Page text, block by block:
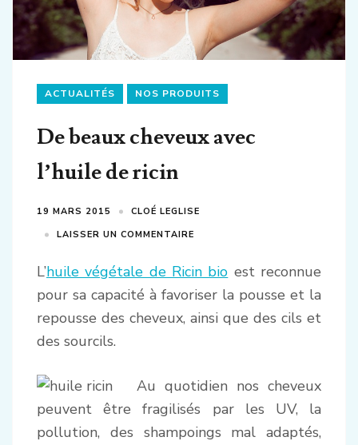
ACTUALITÉS NOS PRODUITS
De beaux cheveux avec
l’huile de ricin
19 MARS 2015
CLOÉ LEGLISE
LAISSER UN COMMENTAIRE
L’huile végétale de Ricin bio est reconnue
pour sa capacité à favoriser la pousse et la
repousse des cheveux, ainsi que des cils et
des sourcils.
Au quotidien nos cheveux
peuvent être fragilisés par les UV, la
pollution, des shampoings mal adaptés,